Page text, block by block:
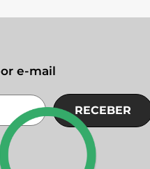
e-mail
RECEBER